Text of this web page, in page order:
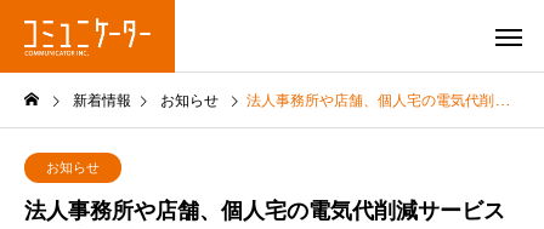
新着情報 お知らせ 法人事務所や店舗、個人宅の電気代削減サービスの紹介を始めました。
お知らせ
法人事務所や店舗、個人宅の電気代削減サービス